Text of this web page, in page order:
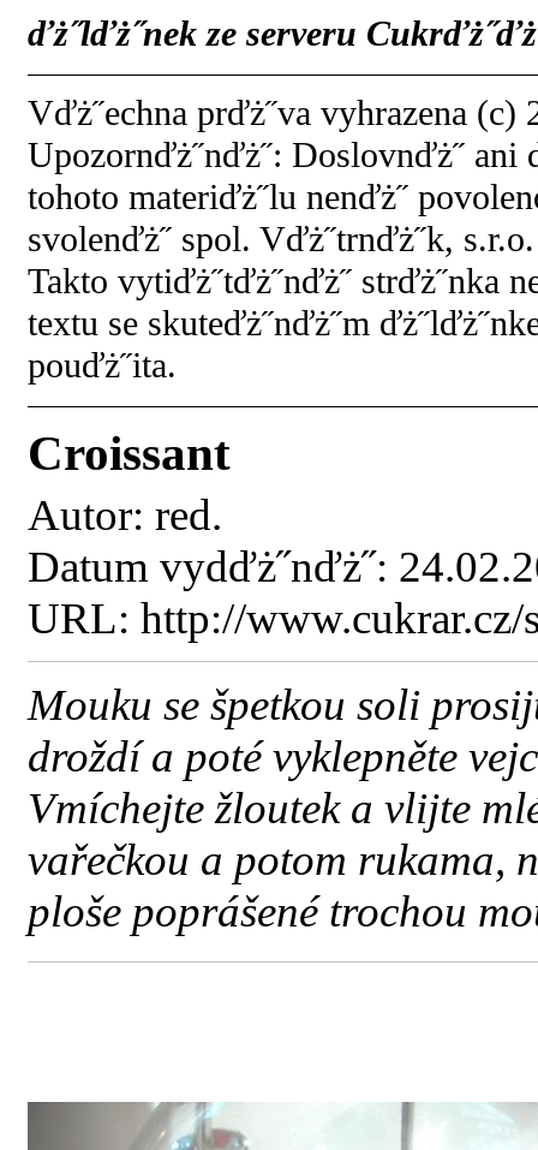
ďż˝lďż˝nek ze serveru
Vďż˝echna prďż˝va vyhrazena (c)
Upozornďż˝nďż˝: Doslovnďż˝ ani
tohoto materiďż˝lu nenďż˝
svolenďż˝ spol. Vďż˝trnďż˝k, s.r.o.
Takto vytiďż˝tďż˝nďż˝ strďż˝nka
textu se skuteďż˝nďż˝m
pouďż˝ita.
Croissant
Autor: red.
Datum vydďż˝nďż˝:
URL: http://www.cukrar.cz/
Mouku se špetkou soli
droždí a poté vyklepněte
Vmíchejte žloutek a vlijte
vařečkou a potom rukama,
ploše poprášené trochou